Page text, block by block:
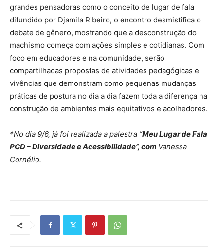
grandes pensadoras como o conceito de lugar de fala
difundido por Djamila Ribeiro, o encontro desmistifica o
debate de gênero, mostrando que a desconstrução do
machismo começa com ações simples e cotidianas. Com
foco em educadores e na comunidade, serão
compartilhadas propostas de atividades pedagógicas e
vivências que demonstram como pequenas mudanças
práticas de postura no dia a dia fazem toda a diferença na
construção de ambientes mais equitativos e acolhedores.
*No dia 9/6, já foi realizada a palestra “Meu Lugar de Fala
PCD – Diversidade e Acessibilidade”, com Vanessa
Cornélio.